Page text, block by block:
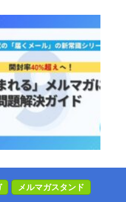
メルマガスタンド